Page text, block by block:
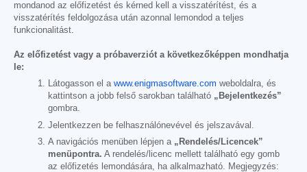
mondanod az előfizetést és kérned kell a visszatérítést, és a
visszatérítés feldolgozása után azonnal lemondod a teljes
funkcionalitást.
Az előfizetést vagy a próbaverziót a következőképpen mondhatja
le:
Látogasson el a www.enigmasoftware.com weboldalra, és
kattintson a jobb felső sarokban található „Bejelentkezés”
gombra.
Jelentkezzen be felhasználónevével és jelszavával.
A navigációs menüben lépjen a „Rendelés/Licencek”
menüpontra. A rendelés/licenc mellett található egy gomb
az előfizetés lemondására, ha alkalmazható. Megjegyzés: